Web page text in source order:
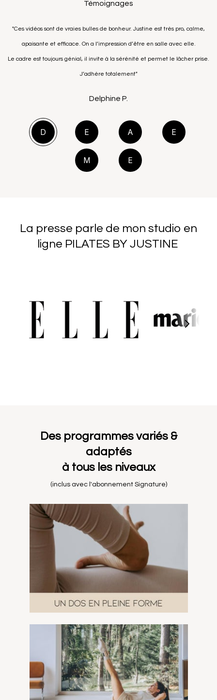
Témoignages
"Ces vidéos sont de vraies bulles de bonheur. Justine est très pro, calme,
apaisante et efficace. On a l’impression d’être en salle avec elle.
Le cadre est toujours génial, il invite à la sérénité et permet le lâcher prise.
J’adhère totalement"
Delphine P.
D E A E
M E
La presse parle de mon studio en
ligne PILATES BY JUSTINE
Des programmes variés &
adaptés
à tous les niveaux
(inclus avec l'abonnement Signature)